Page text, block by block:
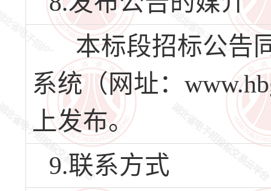
本标段招标公告
系统（网址：
上发布。
9.联系方式